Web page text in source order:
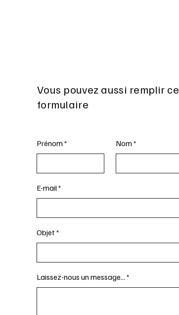
Vous pouvez aussi remplir ce
formulaire
Prénom Nom
E-mail
Objet
Laissez-nous un message...